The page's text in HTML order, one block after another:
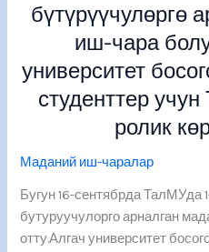
бүтүрүүчулөргө
иш-чара
университет
студенттер
ролик
Маданий иш-чаралар
Бугун 16-сентябрда ТалМУда
бутуруучулорго арналган
отту.Алгач университет
курстарга
жалпы
бүтүрүүчулөргө
арналган
чара
болуп
өттү.Алгач
университет